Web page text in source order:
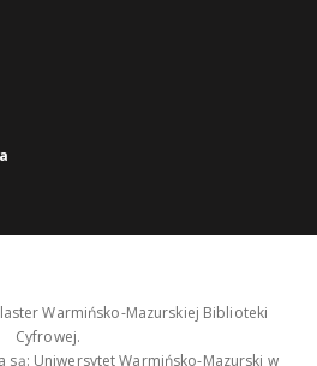
Warmińsko-Mazurskiej Biblioteki
Cyfrowej.
są: Uniwersytet Warmińsko-Mazurski w